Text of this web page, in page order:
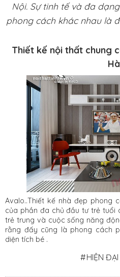
Nội. Sự tinh tế và đa
phong cách khác nhau là
Thiết kế nội thất chung
Hà
Avalo..Thiết kế nhà đẹp phong
của phần đa chủ đầu tư trẻ tuổi
trẻ trung và cuộc sống năng
rằng đấy cũng là phong cách
diện tích bé .
#HIỆN ĐẠI